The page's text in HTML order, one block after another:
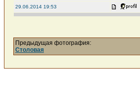
29.06.2014 19:53
Предыдущая фотография:
Столовая